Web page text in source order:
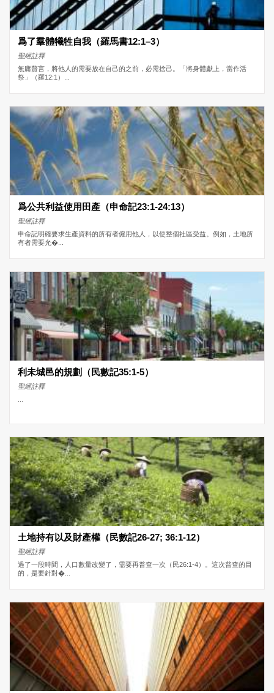
爲了羣體犧牲自我（羅馬書12:1–3）
聖經註釋
無庸贅言，將他人的需要放在自己的之前，必需捨己。「將身體獻上，當作活
祭」（羅12:1）...
爲公共利益使用田產（申命記23:1-24:13）
聖經註釋
申命記明確要求生產資料的所有者僱用他人，以使整個社區受益。例如，土地所
有者需要允�...
利未城邑的規劃（民數記35:1-5）
聖經註釋
土地持有以及財產權（民數記26-27; 36:1-12）
聖經註釋
過了一段時間，人口數量改變了，需要再普查一次（民26:1-4）。這次普查的目
的，是要針對�...